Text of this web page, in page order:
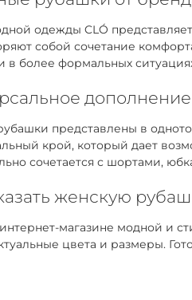
одежды CLÓ
собой сочетание
в более формальных
представлены в
крой, который дает
сочетается с шортами,
женскую
магазине модной и
цвета и размеры.